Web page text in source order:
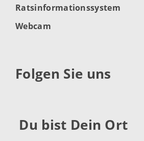
Ratsinformationssystem
Webcam
Folgen Sie uns
Du bist Dein Ort